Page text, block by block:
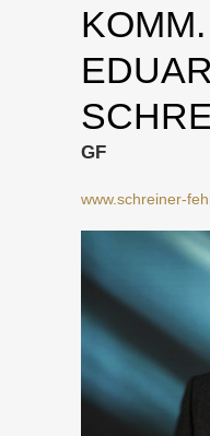
GF
www.schreiner-